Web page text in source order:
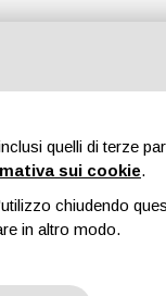
Fiere
quelli di terze
sui cookie.
chiudendo
in altro modo.